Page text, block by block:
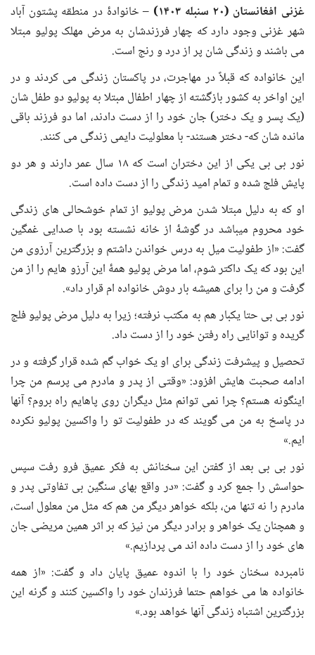
غزنی افغانستان (۲۰ سنبله ) – خانوادۀ در منطقه پشتون آباد
شهر غزنی وجود دارد که چهار فرزندشان به مرض مهلک پولیو مبتلا
می باشند و زندگی شان پر از درد و رنج است.
این خانواده که قبلاً در مهاجرت، در پاکستان زندگی می کردند و در
این اواخر به کشور بازگشته از چهار اطفال مبتلا به پولیو دو طفل شان
(یک پسر و یک دختر) جان خود را از دست دادند، اما دو فرزند باقی
مانده شان که- دختر هستند- با معلولیت دایمی زندگی می کنند.
نور بی بی یکی از این دختران است که ۱۸ سال عمر دارند و هر دو
پایش فلج شده و تمام امید زندگی را از دست داده است.
او که به دلیل مبتلا شدن مرض پولیو از تمام خوشحالی های زندگی
خود محروم میباشد در گوشۀ از خانه نشسته بود با صدایی غمگین
گفت: «از طفولیت میل به درس خواندن داشتم و بزرگترین آرزوی من
این بود که یک داکتر شوم، اما مرض پولیو همۀ این آرزو هایم را از من
گرفت و من را برای همیشه بار دوش خانواده ام قرار داد».
نور بی بی حتا یکبار هم به مکتب نرفته؛ زیرا به دلیل مرض پولیو فلج
گریده و توانایی راه رفتن خود را از دست داد.
تحصیل و پیشرفت زندگی برای او یک خواب گم شده قرار گرفته و در
ادامه صحبت هایش افزود: «وقتی از پدر و مادرم می پرسم من چرا
اینگونه هستم؟ چرا نمی توانم مثل دیگران روی پاهایم راه بروم؟ آنها
در پاسخ به من می گویند که در طفولیت تو را واکسین پولیو نکرده
ایم.»
نور بی بی بعد از ګفتن این سخنانش به فکر عمیق فرو رفت سپس
حواسش را جمع کرد و گفت: «در واقع بهای سنگین بی تفاوتی پدر و
مادرم را نه تنها من، بلکه خواهر دیگر من هم که مثل من معلول است،
و همچنان یک خواهر و برادر دیگر من نیز که بر اثر همین مریضی جان
های خود را از دست داده اند می پردازیم.»
نامبرده سخنان خود را با اندوه عمیق پایان داد و گفت: «از همه
خانواده ها می خواهم حتما فرزندان خود را واکسین کنند و گرنه این
بزرگترین اشتباه زندگی آنها خواهد بود.»